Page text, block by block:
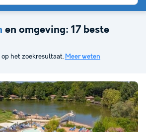
en omgeving: 17 beste
het zoekresultaat. Meer weten